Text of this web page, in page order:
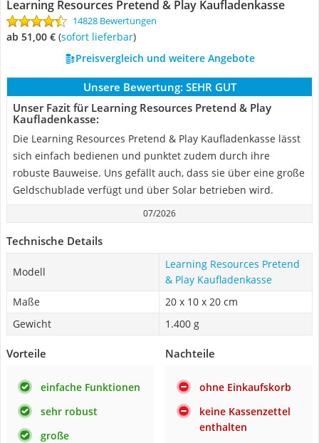
Learning Resources Pretend & Play Kaufladenkasse
14828 Bewertungen
ab 51,00 € ( Sofort lieferbar)
Preisvergleich und weitere Angebote
Unsere Bewertung: SEHR GUT
Unser Fazit für Learning Resources Pretend & Play
Kaufladenkasse:
Die Learning Resources Pretend & Play Kaufladenkasse lässt
sich einfach bedienen und punktet zudem durch ihre
robuste Bauweise. Uns gefällt auch, dass sie über eine große
Geldschublade verfügt und über Solar betrieben wird.
07/2026
Technische Details
Modell
Learning Resources Pretend
& Play Kaufladenkasse
Maße
20 x 10 x 20 cm
Gewicht
1.400 g
Vorteile
einfache Funktionen
sehr robust
große
Nachteile
ohne Einkaufskorb
keine Kassenzettel
enthalten